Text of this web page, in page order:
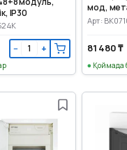
IP30
− +
мод,
Арт:
81 480 ₸
Қоймада